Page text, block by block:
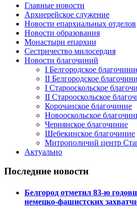
Главные новости
Архиерейское служение
Новости епархиальных отделов
Новости образования
Монастыри епархии
Сестричество милосердия
Новости благочиний
I Белгородское
II Белгородское
I Старооскольское
II Старооскольское
Корочанское благочиние
Новооскольское
Чернянское благочиние
Шебекинское благочиние
Митрополичий центр
Актуально
Последние новости
Белгород отметил 83-ю
немецко-фашистских